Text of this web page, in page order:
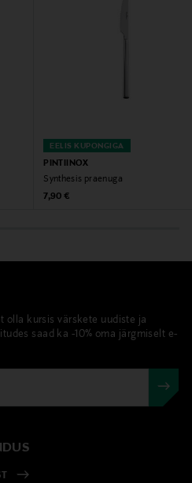
EELIS KUPONGIGA
PINTIINOX
Synthesis praenuga
Original Price
7,90 €
olla kursis värskete uudiste ja
saad ka -10% oma järgmiselt e-